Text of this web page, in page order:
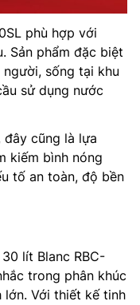
phù hợp với
Sản phẩm đặc biệt
sống tại khu
sử dụng nước
cũng là lựa
kiếm bình nóng
tố an toàn, độ bền
lít Blanc RBC-
trong phân khúc
lớn. Với thiết kế tinh